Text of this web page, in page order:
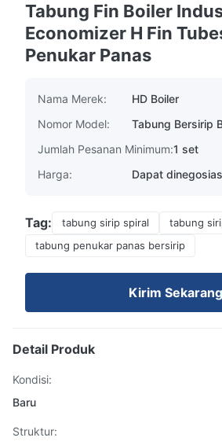
Tabung Fin Boiler
Economizer H Fin
Penukar Panas
Nama Merek:
HD Boiler
Nomor Model:
Tabung Bersirip
Jumlah Pesanan Minimum:1 set
Harga:
Dapat
Tag: tabung sirip spiral
tabung
tabung penukar panas bersirip
Kirim Sekarang
Detail Produk
Kondisi:
Baru
Struktur: